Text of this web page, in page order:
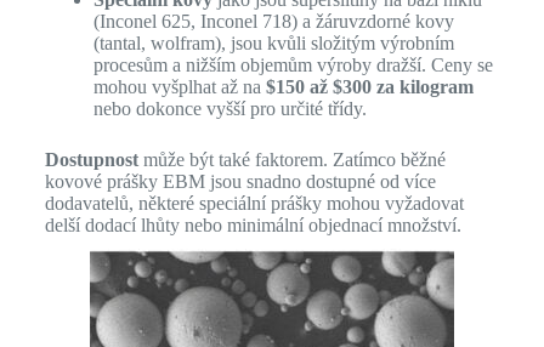
(Inconel 625, Inconel 718) a žáruvzdorné kovy
(tantal, wolfram), jsou kvůli složitým výrobním
procesům a nižším objemům výroby dražší. Ceny se
mohou vyšplhat až na $150 až $300 za kilogram
nebo dokonce vyšší pro určité třídy.
Dostupnostmůže být také faktorem. Zatímco běžné
kovové prášky EBM jsou snadno dostupné od více
dodavatelů, některé speciální prášky mohou vyžadovat
delší dodací lhůty nebo minimální objednací množství.